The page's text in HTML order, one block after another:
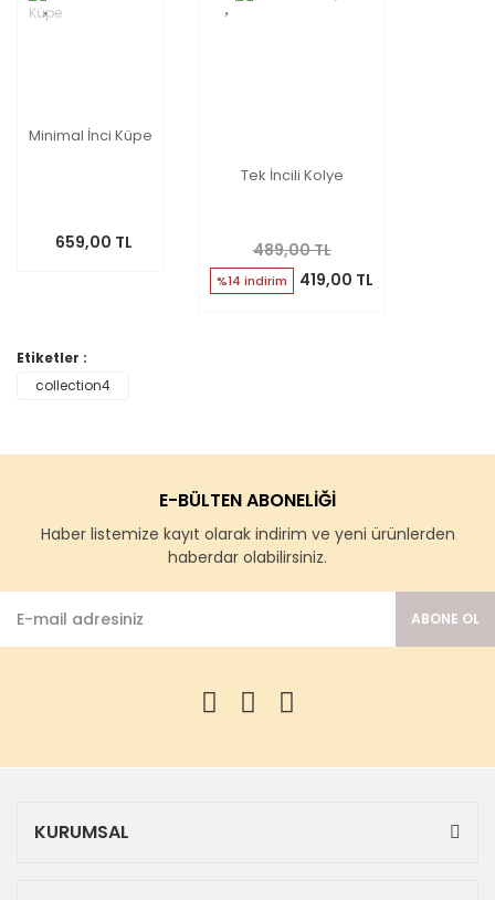
Minimal İnci Küpe
659,00 TL
Tek İncili Kolye
489,00 TL
%14 indirim 419,00 TL
Etiketler :
collection4
E-BÜLTEN ABONELİĞİ
Haber listemize kayıt olarak indirim ve yeni ürünlerden
haberdar olabilirsiniz.
ABONE OL
KURUMSAL